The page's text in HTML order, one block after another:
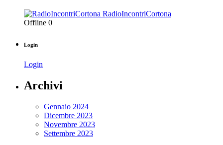
RadioIncontriCortona
Offline 0
Login
Login
Archivi
Gennaio 2024
Dicembre 2023
Novembre 2023
Settembre 2023